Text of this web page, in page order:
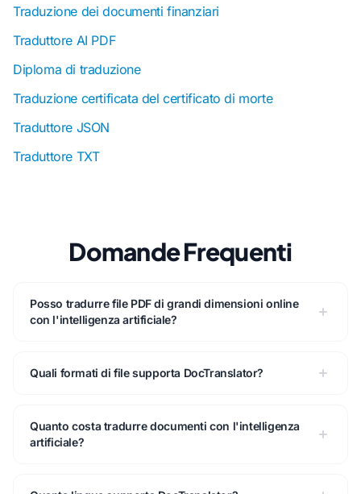
Traduzione dei documenti finanziari
Traduttore AI PDF
Diploma di traduzione
Traduzione certificata del certificato di morte
Traduttore JSON
Traduttore TXT
Domande Frequenti
Posso tradurre file PDF di grandi dimensioni online
con l'intelligenza artificiale?
Quali formati di file supporta DocTranslator?
Quanto costa tradurre documenti con l'intelligenza
artificiale?